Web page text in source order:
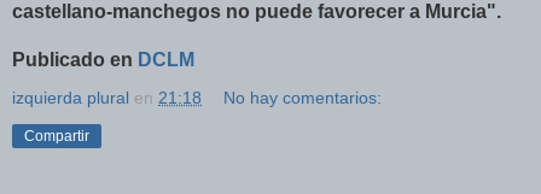
castellano-manchegos no puede favorecer a Murcia".
Publicado en DCLM
izquierda plural en 21:18 No hay comentarios:
Compartir